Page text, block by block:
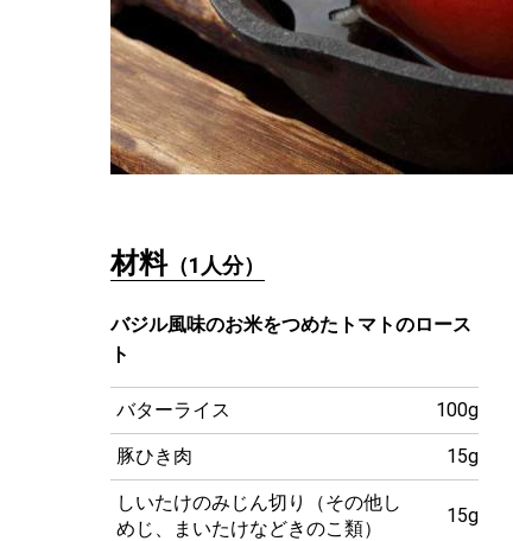
材料（1人分）
バジル風味のお米をつめたトマトのロース
ト
バターライス 100g
豚ひき肉 15g
しいたけのみじん切り（その他し
めじ、まいたけなどきのこ類）
15g